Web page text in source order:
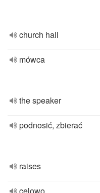
church hall
mówca
the speaker
podnosić, zbierać
raises